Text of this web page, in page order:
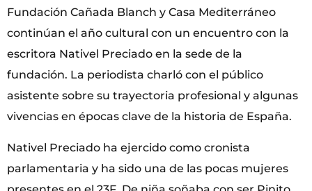
Fundación Cañada Blanch y Casa Mediterráneo
continúan el año cultural con un encuentro con la
escritora Nativel Preciado en la sede de la
fundación. La periodista charló con el público
asistente sobre su trayectoria profesional y algunas
vivencias en épocas clave de la historia de España.
Nativel Preciado ha ejercido como cronista
parlamentaria y ha sido una de las pocas mujeres